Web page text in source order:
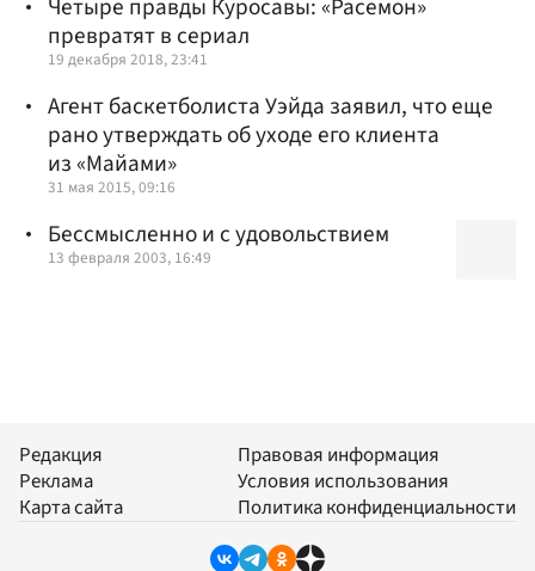
Четыре правды Куросавы: «Расемон»
превратят в сериал
19 декабря 2018, 23:41
Агент баскетболиста Уэйда заявил, что еще
рано утверждать об уходе его клиента
из «Майами»
31 мая 2015, 09:16
Бессмысленно и с удовольствием
13 февраля 2003, 16:49
Редакция
Реклама
Карта сайта
Правовая информация
Условия использования
Политика конфиденциальности